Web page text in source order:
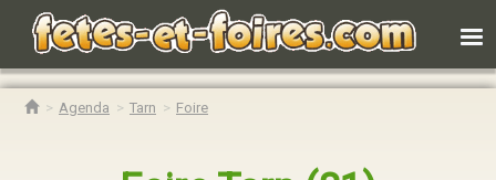
Agenda Tarn Foire